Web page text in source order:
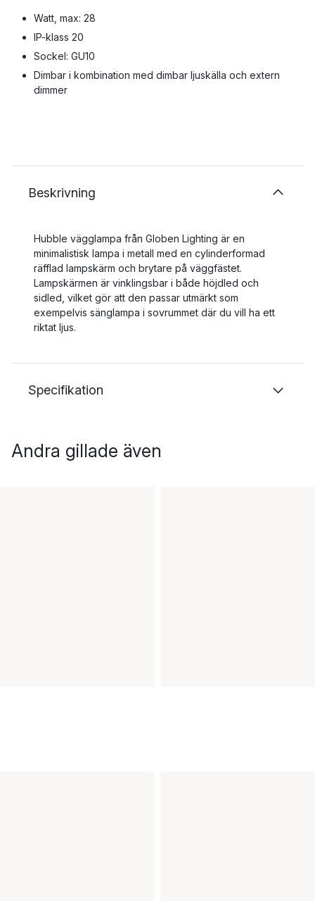
Watt, max: 28
IP-klass 20
Sockel: GU10
Dimbar i kombination med dimbar ljuskälla och extern
dimmer
Beskrivning
Hubble vägglampa från Globen Lighting är en
minimalistisk lampa i metall med en cylinderformad
räfflad lampskärm och brytare på väggfästet.
Lampskärmen är vinklingsbar i både höjdled och
sidled, vilket gör att den passar utmärkt som
exempelvis sänglampa i sovrummet där du vill ha ett
riktat ljus.
Specifikation
Andra gillade även